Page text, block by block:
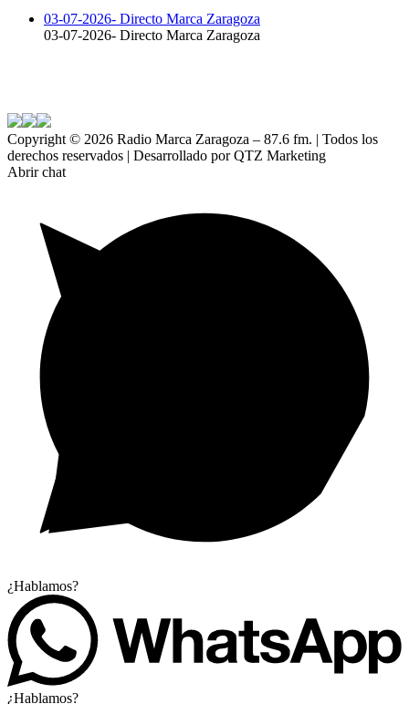
03-07-2026- Directo Marca Zaragoza
03-07-2026- Directo Marca Zaragoza
Copyright © 2026 Radio Marca Zaragoza – 87.6 fm. | Todos los
derechos reservados | Desarrollado por QTZ Marketing
Abrir chat
¿Hablamos?
¿Hablamos?